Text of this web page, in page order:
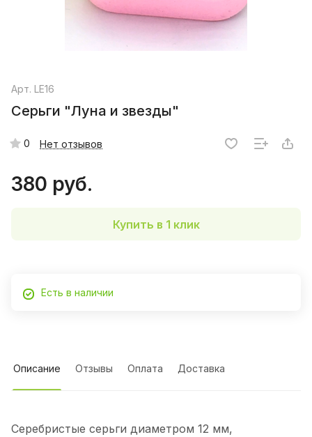
Арт. LE16
Серьги "Луна и звезды"
0 Нет отзывов
380 руб.
Купить в 1 клик
Есть в наличии
Описание Отзывы Оплата Доставка
Серебристые серьги диаметром 12 мм,